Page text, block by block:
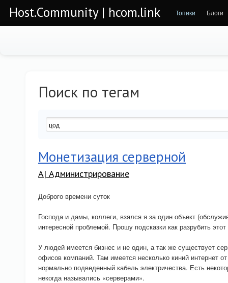
Host.Community | hcom.link Топики Блоги
Поиск по тегам
Монетизация серверной
A| Администрирование
Доброго времени суток
Господа и дамы, коллеги, взялся я за один объект
интересной проблемой. Прошу подсказки как разрубить
У людей имеется бизнес и не один, а так же существует
офисов компаний. Там имеется несколько киний интернет
нормально подведенный кабель электричества. Есть
некогда назывались «серверами».